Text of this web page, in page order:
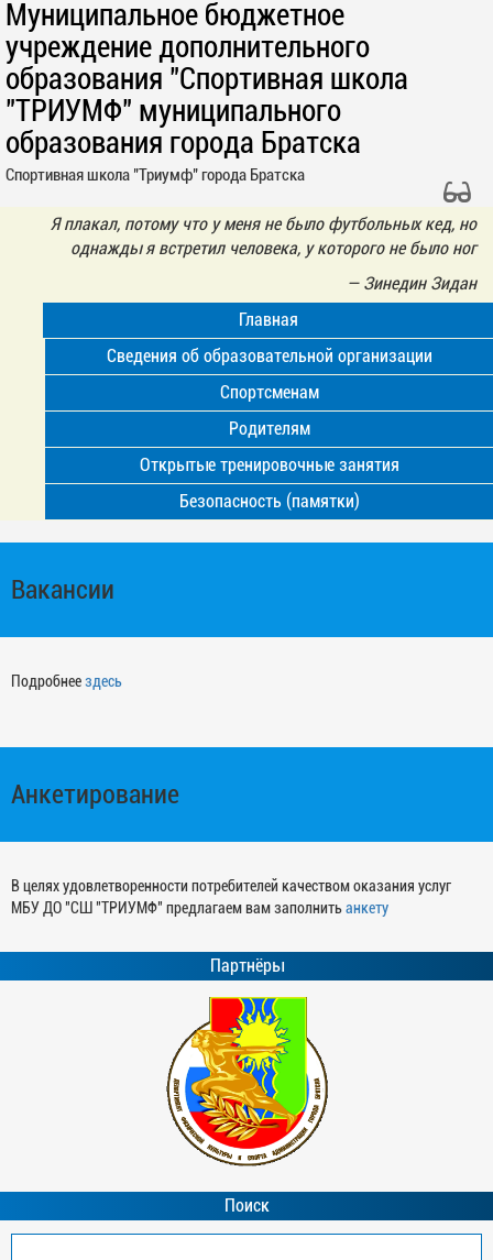
Муниципальное бюджетное
учреждение дополнительного
образования "Спортивная школа
"ТРИУМФ" муниципального
образования города Братска
Спортивная школа "Триумф" города Братска
Я плакал, потому что у меня не было футбольных кед, но
однажды я встретил человека, у которого не было ног
— Зинедин Зидан
Главная
Сведения об образовательной организации
Спортсменам
Родителям
Открытые тренировочные занятия
Безопасность (памятки)
Вакансии
Подробнеездесь
Анкетирование
В целях удовлетворенности потребителей качеством оказания услуг
МБУ ДО "СШ "ТРИУМФ" предлагаем вам заполнитьанкету
Партнёры
Поиск